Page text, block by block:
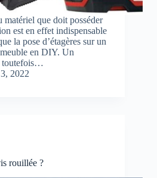
matériel que doit posséder
est en effet indispensable
la pose d’étagères sur un
en DIY. Un
toutefois…
2022
rouillée ?